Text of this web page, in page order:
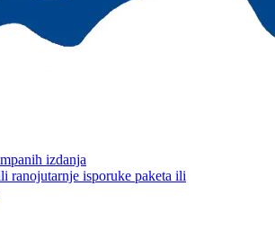
izdanja
ranojutarnje isporuke paketa ili